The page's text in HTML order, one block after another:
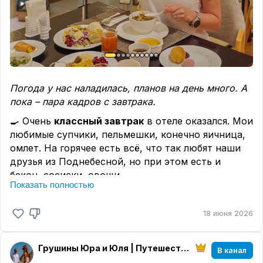
стоило остаться до конца.
#Китай #Шэньян
Погода у нас наладилась, планов на день много. А
пока – пара кадров с завтрака.
🍳 Очень классный завтрак в отеле оказался. Мои
любимые супчики, пельмешки, конечно яичница,
омлет. На горячее есть всё, что так любят наши
друзья из Поднебесной, но при этом есть и
бекон, сосиски, овощи.
есть, варёный кофе и вкусный чай. И еще готовят
традиционные интересные и необычные блюда,
но больше всего впечатлил и ну ооочень
понравился манговый суп – прям м-м-м... Нежная
Показать полностью
18 июня 2026
Грушины Юра и Юля | Путешествия из Владивостока В канал